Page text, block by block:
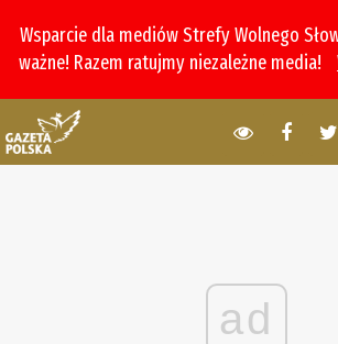
Wsparcie dla mediów Strefy Wolnego
ważne! Razem ratujmy niezależne media!
ad